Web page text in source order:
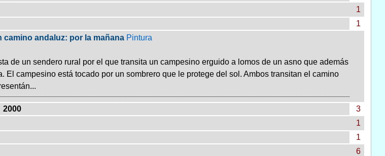
1
1
camino andaluz: por la mañana Pintura
de un sendero rural por el que transita un campesino erguido a lomos de un asno que además
El campesino está tocado por un sombrero que le protege del sol. Ambos transitan el camino
2000
3
1
1
6